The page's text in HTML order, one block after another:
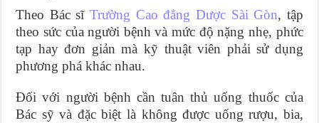
Theo Bác sĩTrường Cao đẳng Dược Sài Gòn, tập
theo sức của người bệnh và mức độ nặng nhẹ, phức
tạp hay đơn giản mà kỹ thuật viên phải sử dụng
phương phá khác nhau.
Đối với người bệnh cần tuân thủ uống thuốc của
Bác sỹ và đặc biệt là không được uống rượu, bia,